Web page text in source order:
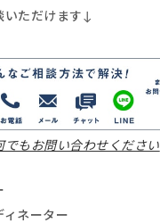
いただけます↓
でもお問い合わせください
ィネーター